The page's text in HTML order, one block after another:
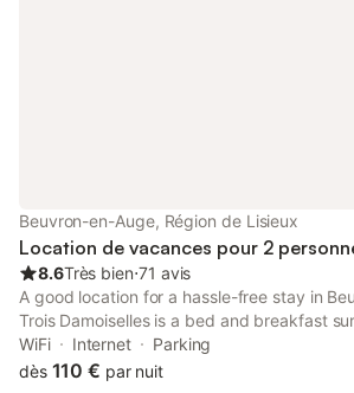
Beuvron-en-Auge, Région de Lisieux
Location de vacances pour 2
8.6Très bien⋅71 avis
A good location for a hassle-free stay in
Trois Damoiselles is a bed and breakfast
of the garden. The property features a
parking on-site among other facilities.
WiFi Internet
Parking
dès 110 € par nuit